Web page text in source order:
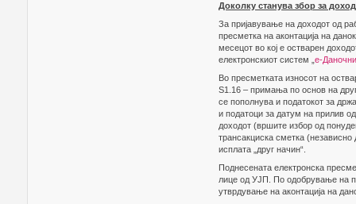
Доколку станува збор за
За пријавување на доходот од
пресметка на аконтација на
месецот во кој е остварен
електронскиот систем „ е-
Во пресметката износот на
Ѕ1.16 – примања по основ на
се пополнува и податокот за
и податоци за датум на прилив
доходот (вршите избор од
трансакциска сметка
исплата „друг начин“.
Поднесената електронска
лице од УЈП. По одобрување на
утврдување на аконтација на